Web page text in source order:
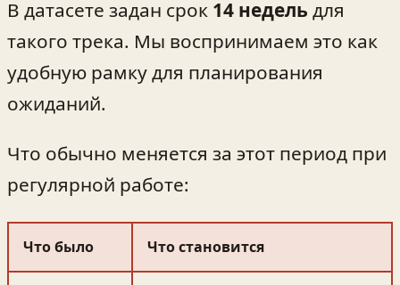
В датасете задан срок 14 недель для
такого трека. Мы воспринимаем это как
удобную рамку для планирования
ожиданий.
Что обычно меняется за этот период при
регулярной работе:
Что было Что становится